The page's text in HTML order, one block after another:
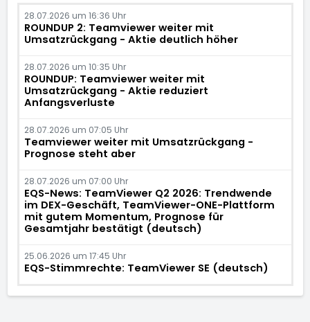
28.07.2026 um 16:36 Uhr
ROUNDUP 2: Teamviewer weiter mit
Umsatzrückgang - Aktie deutlich höher
28.07.2026 um 10:35 Uhr
ROUNDUP: Teamviewer weiter mit
Umsatzrückgang - Aktie reduziert
Anfangsverluste
28.07.2026 um 07:05 Uhr
Teamviewer weiter mit Umsatzrückgang -
Prognose steht aber
28.07.2026 um 07:00 Uhr
EQS-News: TeamViewer Q2 2026: Trendwende
im DEX-Geschäft, TeamViewer-ONE-Plattform
mit gutem Momentum, Prognose für
Gesamtjahr bestätigt (deutsch)
25.06.2026 um 17:45 Uhr
EQS-Stimmrechte: TeamViewer SE (deutsch)